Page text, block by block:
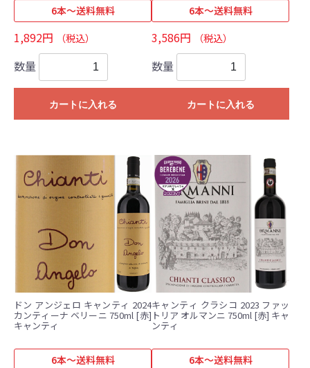
6本～送料無料
1,892円 （税込）
数量
カートに入れる
6本～送料無料
3,586円 （税込）
数量
カートに入れる
ドン アンジェロ キャンティ 2024
カンティーナ ベリーニ 750ml [赤]
キャンティ
6本～送料無料
キャンティ クラシコ 2023 ファッ
トリア オルマンニ 750ml [赤] キャ
ンティ
6本～送料無料